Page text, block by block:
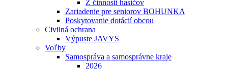
Z činnosti hasičov
Zariadenie pre seniorov BOHUNKA
Poskytovanie dotácií obcou
Civilná ochrana
Výpuste JAVYS
Voľby
Samospráva a samosprávne kraje
2026